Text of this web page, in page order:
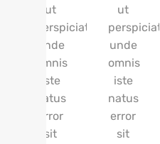
ut
perspiciatis
unde
omnis
iste
natus
error
sit
ut
unde
omnis
iste
natus
error
sit